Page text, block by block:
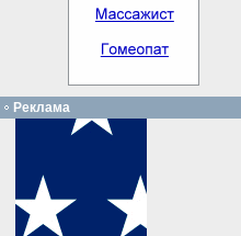
Реклама